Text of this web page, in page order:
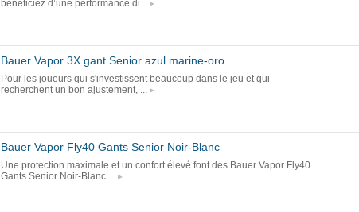
bénéficiez d’une performance di...
Bauer Vapor 3X gant Senior azul marine-oro
Pour les joueurs qui s'investissent beaucoup dans le jeu et qui
recherchent un bon ajustement, ...
Bauer Vapor Fly40 Gants Senior Noir-Blanc
Une protection maximale et un confort élevé font des Bauer Vapor Fly40
Gants Senior Noir-Blanc ...